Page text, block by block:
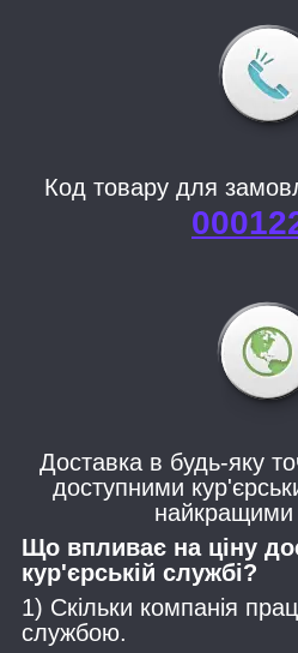
Код товару для
Доставка в будь-яку
доступними
найкращими
Що впливає на ціну
кур'єрській службі?
1) Скільки компанія
службою.